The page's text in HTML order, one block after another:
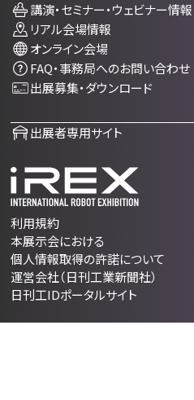
講演・セミナー・ウェビナー情報
リアル会場情報
オンライン会場
FAQ・事務局へのお問い合わせ
出展募集・ダウンロード
出展者専用サイト
利用規約
本展示会における
個人情報取得の許諾について
運営会社（日刊工業新聞社）
日刊工IDポータルサイト